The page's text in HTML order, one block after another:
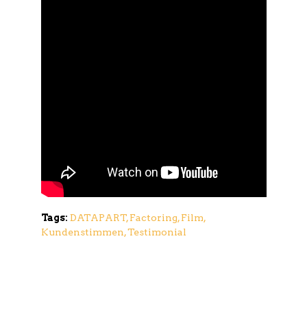
Tags: DATAPART,Factoring,Film,
Kundenstimmen,Testimonial